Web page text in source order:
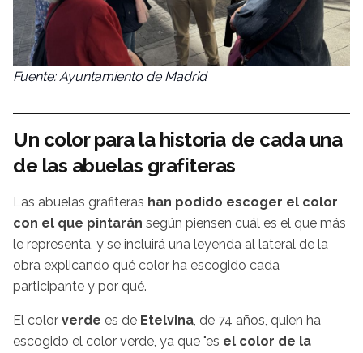
Fuente: Ayuntamiento de Madrid
Un color para la historia de cada una
de las abuelas grafiteras
Las abuelas grafiteras han podido escoger el color
con el que pintarán según piensen cuál es el que más
le representa, y se incluirá una leyenda al lateral de la
obra explicando qué color ha escogido cada
participante y por qué.
El color verde es de Etelvina, de 74 años, quien ha
escogido el color verde, ya que "es el color de la